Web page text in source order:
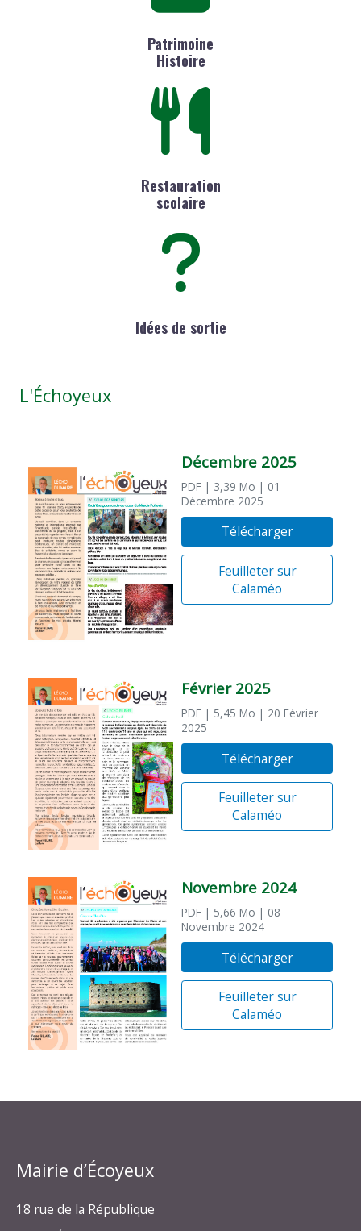
Patrimoine
Histoire
Restauration
scolaire
Idées de sortie
L'Échoyeux
Décembre 2025
PDF | 3,39 Mo | 01
Décembre 2025
Télécharger
Feuilleter sur
Calaméo
Février 2025
PDF | 5,45 Mo | 20 Février
2025
Télécharger
Feuilleter sur
Calaméo
Novembre 2024
PDF | 5,66 Mo | 08
Novembre 2024
Télécharger
Feuilleter sur
Calaméo
Mairie d’Écoyeux
18 rue de la République